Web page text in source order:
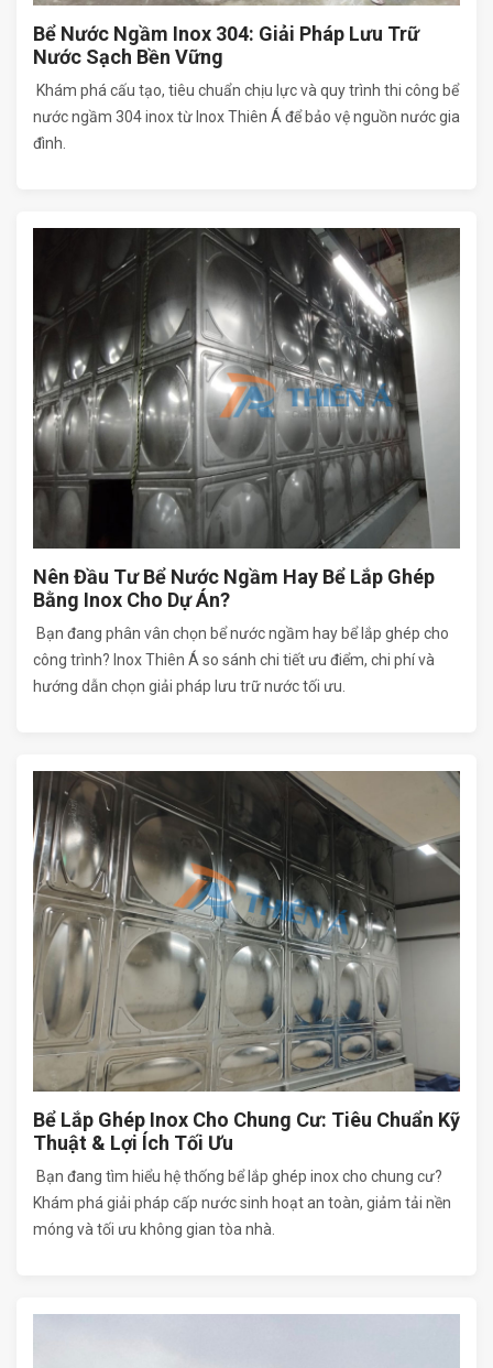
Bể Nước Ngầm Inox 304: Giải Pháp Lưu Trữ
Nước Sạch Bền Vững
Khám phá cấu tạo, tiêu chuẩn chịu lực và quy trình thi công bể
nước ngầm 304 inox từ Inox Thiên Á để bảo vệ nguồn nước gia
đình.
Nên Đầu Tư Bể Nước Ngầm Hay Bể Lắp Ghép
Bằng Inox Cho Dự Án?
Bạn đang phân vân chọn bể nước ngầm hay bể lắp ghép cho
công trình? Inox Thiên Á so sánh chi tiết ưu điểm, chi phí và
hướng dẫn chọn giải pháp lưu trữ nước tối ưu.
Bể Lắp Ghép Inox Cho Chung Cư: Tiêu Chuẩn Kỹ
Thuật & Lợi Ích Tối Ưu
Bạn đang tìm hiểu hệ thống bể lắp ghép inox cho chung cư?
Khám phá giải pháp cấp nước sinh hoạt an toàn, giảm tải nền
móng và tối ưu không gian tòa nhà.